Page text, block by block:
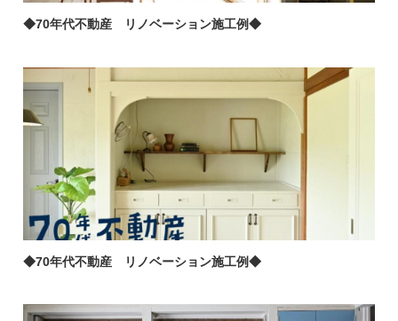
◆70年代不動産 リノベーション施工例◆
◆70年代不動産 リノベーション施工例◆